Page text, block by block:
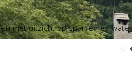
met uitzicht op sparren en